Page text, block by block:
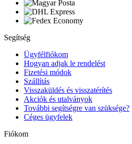
Segítség
Ügyfélfiókom
Hogyan adjak le rendelést
Fizetési módok
Szállítás
Visszaküldés és visszatérítés
Akciók és utalványok
További segítségre van szüksége?
Céges ügyfelek
Fiókom